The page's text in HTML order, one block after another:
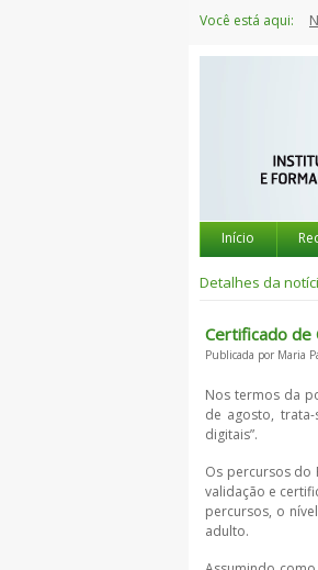
para
Você está aqui:
Início
Detalhes da
Certificado de
Publicada por Maria
Nos termos da
de agosto,
digitais”.
Os percursos do
validação e
percursos, o
adulto.